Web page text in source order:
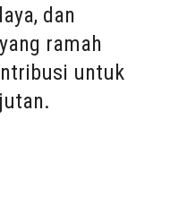
dan
ramah
untuk